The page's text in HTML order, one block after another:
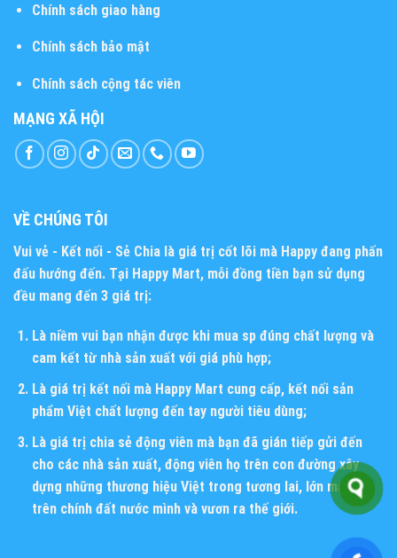
Chính sách giao hàng
Chính sách bảo mật
Chính sách cộng tác viên
MẠNG XÃ HỘI
VỀ CHÚNG TÔI
Vui vẻ - Kết nối - Sẻ Chia là giá trị cốt lõi mà Happy đang phấn
đấu hướng đến. Tại Happy Mart, mỗi đồng tiền bạn sử dụng
đều mang đến 3 giá trị:
Là niềm vui bạn nhận được khi mua sp đúng chất lượng và
cam kết từ nhà sản xuất với giá phù hợp;
Là giá trị kết nối mà Happy Mart cung cấp, kết nối sản
phẩm Việt chất lượng đến tay người tiêu dùng;
Là giá trị chia sẻ động viên mà bạn đã gián tiếp gửi đến
cho các nhà sản xuất, động viên họ trên con đường xây
dựng những thương hiệu Việt trong tương lai, lớn mạnh
trên chính đất nước mình và vươn ra thế giới.